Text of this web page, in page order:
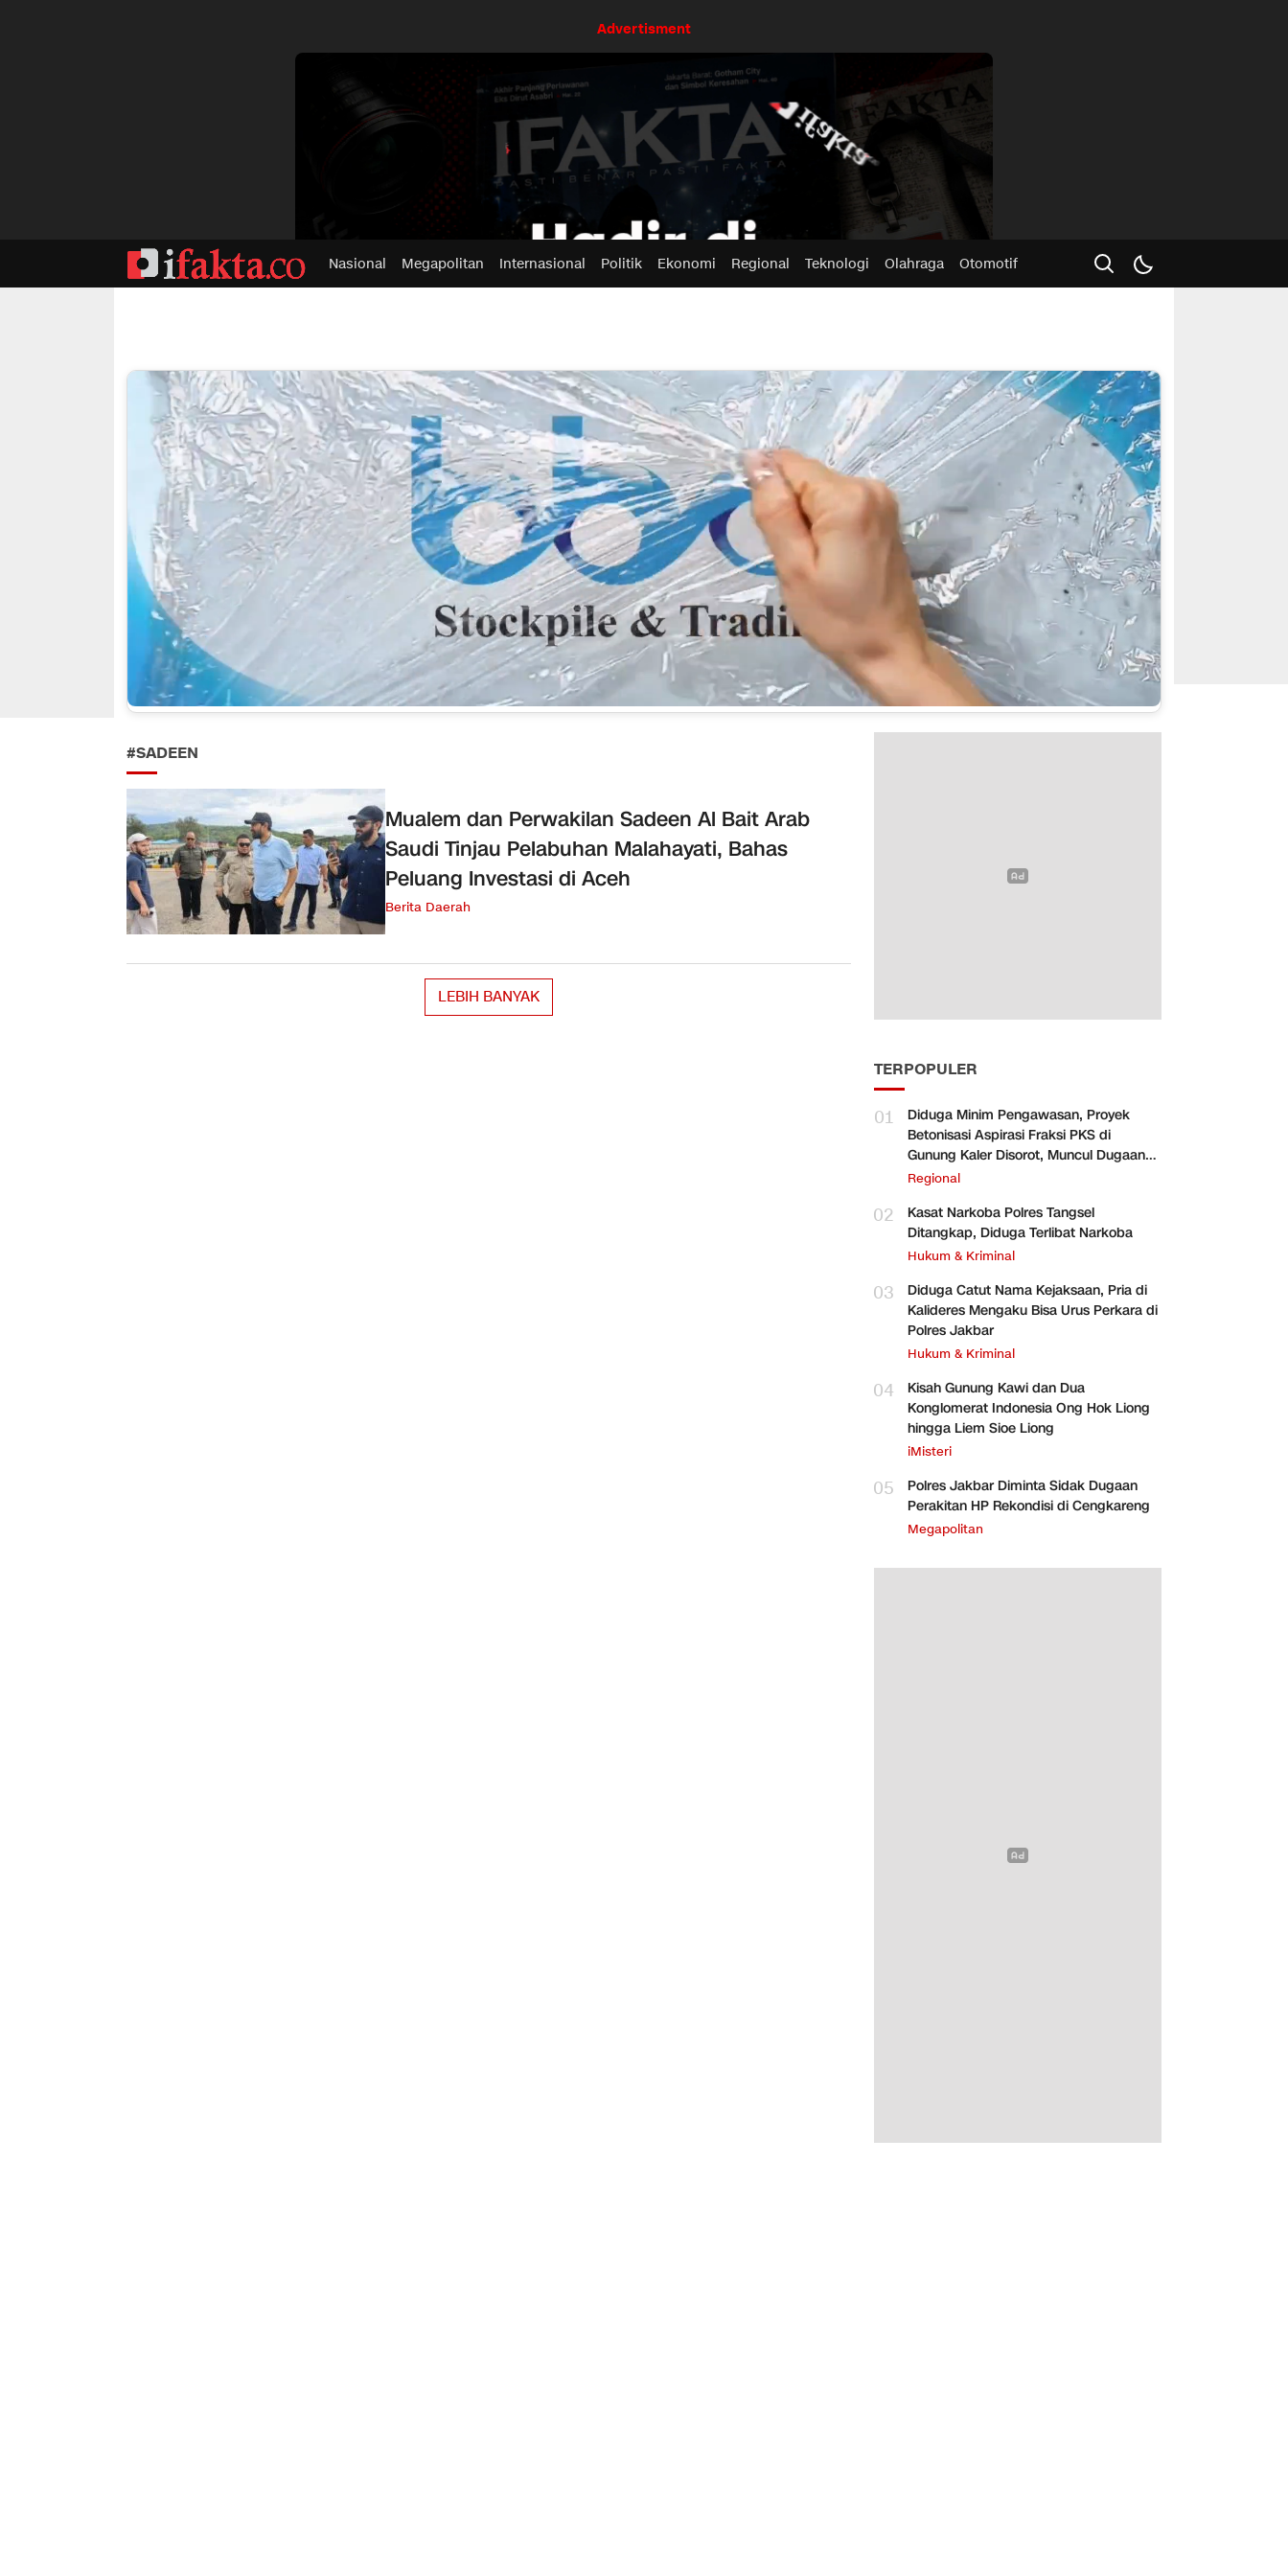
Advertisment
Nasional Megapolitan Internasional Politik Ekonomi Regional Teknologi Olahraga Otomotif
#SADEEN
Mualem dan Perwakilan Sadeen Al Bait Arab
Saudi Tinjau Pelabuhan Malahayati, Bahas
Peluang Investasi di Aceh
Berita Daerah
LEBIH BANYAK
TERPOPULER
01
Diduga Minim Pengawasan, Proyek
Betonisasi Aspirasi Fraksi PKS di
Gunung Kaler Disorot, Muncul Dugaan
Pengurangan Volume
Regional
02
Kasat Narkoba Polres Tangsel
Ditangkap, Diduga Terlibat Narkoba
Hukum & Kriminal
03
Diduga Catut Nama Kejaksaan, Pria di
Kalideres Mengaku Bisa Urus Perkara di
Polres Jakbar
Hukum & Kriminal
04
Kisah Gunung Kawi dan Dua
Konglomerat Indonesia Ong Hok Liong
hingga Liem Sioe Liong
iMisteri
05
Polres Jakbar Diminta Sidak Dugaan
Perakitan HP Rekondisi di Cengkareng
Megapolitan